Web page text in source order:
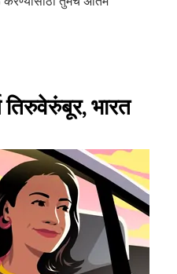
तिरुवेरुंबूर, भारत